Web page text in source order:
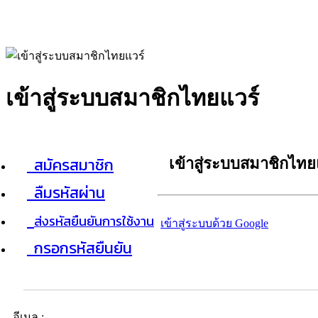
เข้าสู่ระบบสมาชิกไทยแวร์
สมัครสมาชิก
ลืมรหัสผ่าน
ส่งรหัสยืนยันการใช้งาน
กรอกรหัสยืนยัน
เข้าสู่ระบบสมาชิกไท
เข้าสู่ระบบด้วย Google